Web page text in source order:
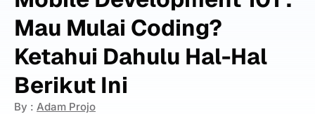
Mau Mulai Coding?
Ketahui Dahulu Hal-Hal
Berikut Ini
By : Adam Projo